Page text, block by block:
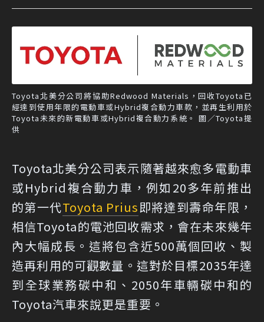
Toyota北美分公司將協助Redwood Materials，回收Toyota已
經達到使用年限的電動車或Hybrid複合動力車款，並再生利用於
Toyota未來的新電動車或Hybrid複合動力系統。 圖／Toyota提
供
Toyota北美分公司表示隨著越來愈多電動車
或Hybrid複合動力車，例如20多年前推出
的第一代Toyota Prius即將達到壽命年限，
相信Toyota的電池回收需求，會在未來幾年
內大幅成長。這將包含近500萬個回收、製
造再利用的可觀數量。這對於目標2035年達
到全球業務碳中和、2050年車輛碳中和的
Toyota汽車來說更是重要。